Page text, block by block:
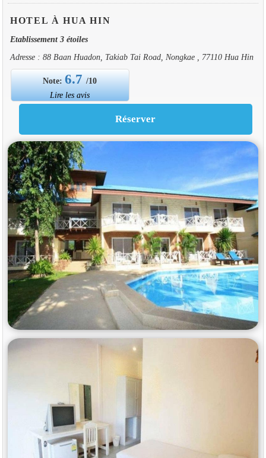
HOTEL À HUA HIN
Etablissement 3 étoiles
Adresse : 88 Baan Huadon, Takiab Tai Road, Nongkae , 77110 Hua Hin
Note:6.7/10
Lire les avis